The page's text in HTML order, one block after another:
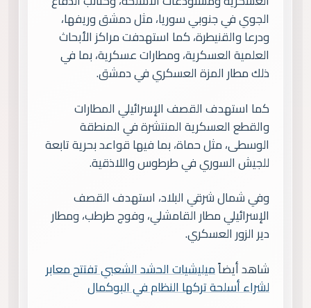
الجوي في جنوبي سوريا، مثل دمشق وريفها،
ودرعا والقنيطرة، كما استهدفت مراكز الأبحاث
العلمية العسكرية، ومطارات عسكرية، بما في
ذلك مطار المزة العسكري في دمشق.
كما استهدف القصف الإسرائيلي المطارات
والقطع العسكرية المنتشرة في المنطقة
الوسطى، مثل حماة، بما فيها قواعد بحرية تابعة
للجيش السوري في طرطوس واللاذقية.
وفي شمال شرقي البلاد، استهدف القصف
الإسرائيلي مطار القامشلي، وفوج طرطب، ومطار
دير الزور العسكري.
شاهد أيضاًميليشيات الحشد الشعبي تفتتح معابر
لشراء أسلحة تركها النظام في البوكمال